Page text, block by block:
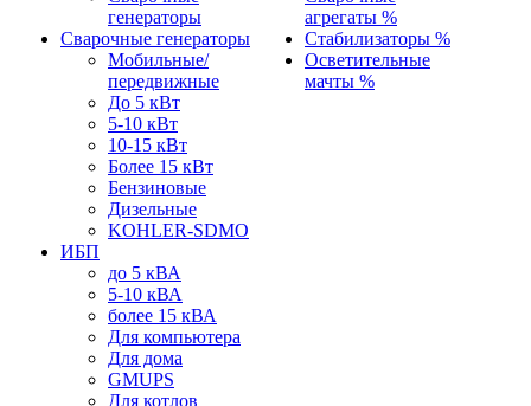
генераторы
Сварочные генераторы
Мобильные/
передвижные
До 5 кВт
5-10 кВт
10-15 кВт
Более 15 кВт
Бензиновые
Дизельные
KOHLER-SDMO
ИБП
до 5 кВА
5-10 кВА
более 15 кВА
Для компьютера
Для дома
GMUPS
Для котлов
агрегаты %
Стабилизаторы %
Осветительные
мачты %